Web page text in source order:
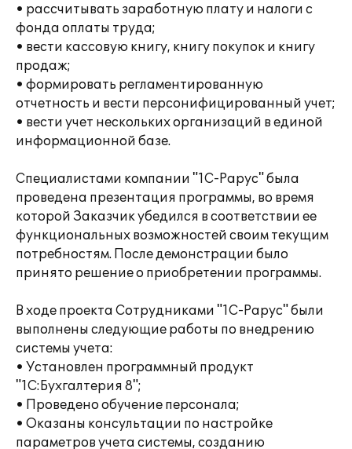
• рассчитывать заработную плату и налоги с
фонда оплаты труда;
• вести кассовую книгу, книгу покупок и книгу
продаж;
• формировать регламентированную
отчетность и вести персонифицированный учет;
• вести учет нескольких организаций в единой
информационной базе.
Специалистами компании "1С-Рарус" была
проведена презентация программы, во время
которой Заказчик убедился в соответствии ее
функциональных возможностей своим текущим
потребностям. После демонстрации было
принято решение о приобретении программы.
В ходе проекта Сотрудниками "1С-Рарус" были
выполнены следующие работы по внедрению
системы учета:
• Установлен программный продукт
"1С:Бухгалтерия 8";
• Проведено обучение персонала;
• Оказаны консультации по настройке
параметров учета системы, созданию